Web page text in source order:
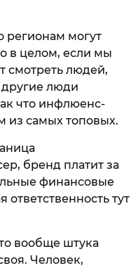
регионам могут
в целом, если мы
смотреть людей,
другие люди
что инфлюенс-
из самых топовых.
бренд платит за
финансовые
ответственность тут
вообще штука
Человек,